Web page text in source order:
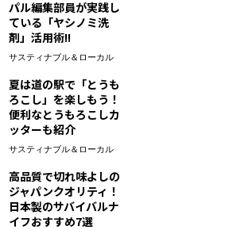
パル編集部員が実践し
ている「ヤシノミ洗
剤」活用術!!
サスティナブル＆ローカル
夏は道の駅で「とうも
ろこし」を楽しもう！
便利なとうもろこしカ
ッターも紹介
サスティナブル＆ローカル
高品質で切れ味よしの
ジャパンクオリティ！
日本製のサバイバルナ
イフおすすめ7選